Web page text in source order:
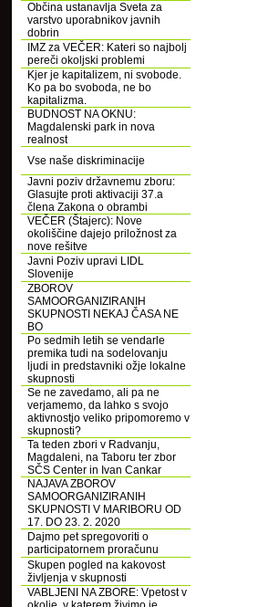
Občina ustanavlja Sveta za
varstvo uporabnikov javnih
dobrin
IMZ za VEČER: Kateri so najbolj
pereči okoljski problemi
Kjer je kapitalizem, ni svobode.
Ko pa bo svoboda, ne bo
kapitalizma.
BUDNOST NA OKNU:
Magdalenski park in nova
realnost
Vse naše diskriminacije
Javni poziv državnemu zboru:
Glasujte proti aktivaciji 37.a
člena Zakona o obrambi
VEČER (Štajerc): Nove
okoliščine dajejo priložnost za
nove rešitve
Javni Poziv upravi LIDL
Slovenije
ZBOROV
SAMOORGANIZIRANIH
SKUPNOSTI NEKAJ ČASA NE
BO
Po sedmih letih se vendarle
premika tudi na sodelovanju
ljudi in predstavniki ožje lokalne
skupnosti
Se ne zavedamo, ali pa ne
verjamemo, da lahko s svojo
aktivnostjo veliko pripomoremo v
skupnosti?
Ta teden zbori v Radvanju,
Magdaleni, na Taboru ter zbor
SČS Center in Ivan Cankar
NAJAVA ZBOROV
SAMOORGANIZIRANIH
SKUPNOSTI V MARIBORU OD
17. DO 23. 2. 2020
Dajmo pet spregovoriti o
participatornem proračunu
Skupen pogled na kakovost
življenja v skupnosti
VABLJENI NA ZBORE: Vpetost v